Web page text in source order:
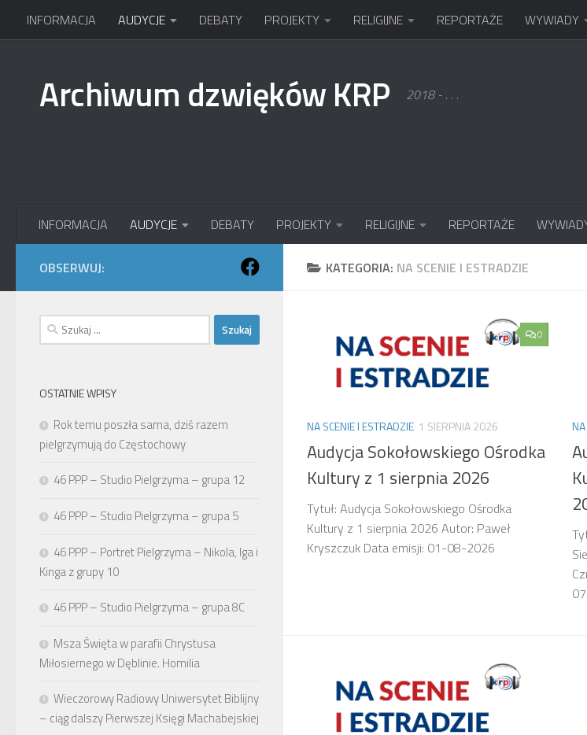
Przejdź do treści
INFORMACJA AUDYCJE DEBATY PROJEKTY RELIGIJNE REPORTAŻE WYWIADY
Archiwum dzwięków KRP 2018 - . . .
INFORMACJA AUDYCJE DEBATY PROJEKTY RELIGIJNE REPORTAŻE
KATEGORIA: NA SCENIE I ESTRADZIE
0
NA SCENIE I ESTRADZIE 1 SIERPNIA 2026
Audycja Sokołowskiego Ośrodka
Kultury z 1 sierpnia 2026
Tytuł: Audycja Sokołowskiego Ośrodka
Kultury z 1 sierpnia 2026 Autor: Paweł
Kryszczuk Data emisji: 01-08-2026
OBSERWUJ:
Szukaj:
OSTATNIE WPISY
Rok temu poszła sama, dziś razem
pielgrzymują do Częstochowy
46 PPP – Studio Pielgrzyma – grupa 12
46 PPP – Studio Pielgrzyma – grupa 5
46 PPP – Portret Pielgrzyma – Nikola, Iga i
Kinga z grupy 10
46 PPP – Studio Pielgrzyma – grupa 8C
Msza Święta w parafii Chrystusa
Miłosiernego w Dęblinie. Homilia
Wieczorowy Radiowy Uniwersytet Biblijny
– ciąg dalszy Pierwszej Księgi Machabejskiej